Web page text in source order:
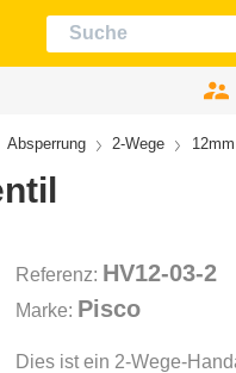
Absperrung 2-Wege
Referenz: HV12-03-2
Marke: Pisco
Dies ist ein 2-Wege-